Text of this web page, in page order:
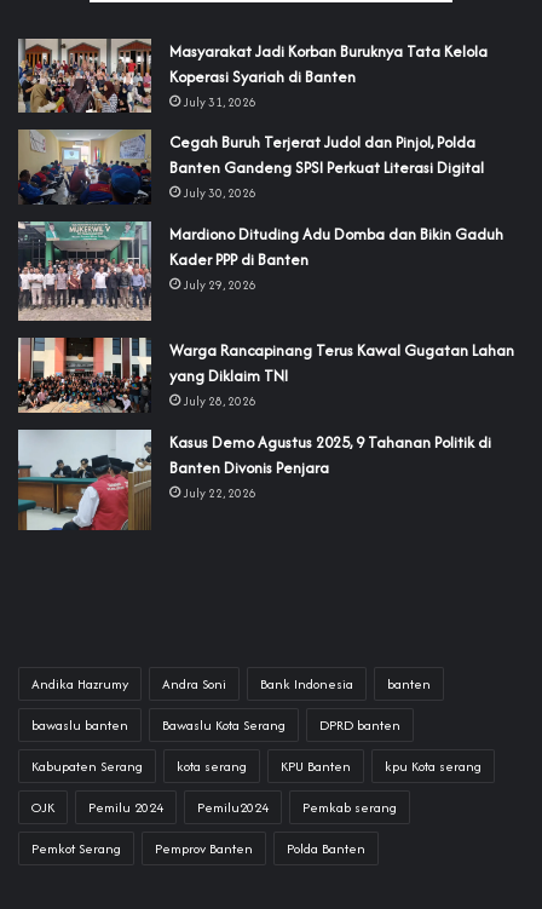
‎Masyarakat Jadi Korban Buruknya Tata Kelola
Koperasi Syariah di Banten
July 31, 2026
Cegah Buruh Terjerat Judol dan Pinjol, Polda
Banten Gandeng SPSI Perkuat Literasi Digital
July 30, 2026
‎Mardiono Dituding Adu Domba dan Bikin Gaduh
Kader PPP di Banten
July 29, 2026
‎Warga Rancapinang Terus Kawal Gugatan Lahan
yang Diklaim TNI‎‎
July 28, 2026
‎Kasus Demo Agustus 2025, 9 Tahanan Politik di
Banten Divonis Penjara
July 22, 2026
Andika Hazrumy Andra Soni Bank Indonesia banten
bawaslu banten Bawaslu Kota Serang DPRD banten
Kabupaten Serang kota serang KPU Banten kpu Kota serang
OJK Pemilu 2024 Pemilu2024 Pemkab serang
Pemkot Serang Pemprov Banten Polda Banten